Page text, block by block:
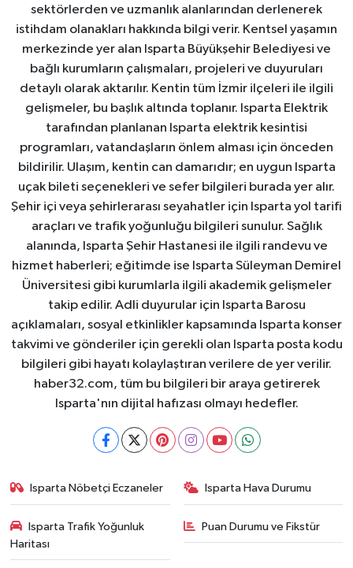
sektörlerden ve uzmanlık alanlarından derlenerek
istihdam olanakları hakkında bilgi verir. Kentsel yaşamın
merkezinde yer alan Isparta Büyükşehir Belediyesi ve
bağlı kurumların çalışmaları, projeleri ve duyuruları
detaylı olarak aktarılır. Kentin tüm İzmir ilçeleri ile ilgili
gelişmeler, bu başlık altında toplanır. Isparta Elektrik
tarafından planlanan Isparta elektrik kesintisi
programları, vatandaşların önlem alması için önceden
bildirilir. Ulaşım, kentin can damarıdır; en uygun Isparta
uçak bileti seçenekleri ve sefer bilgileri burada yer alır.
Şehir içi veya şehirlerarası seyahatler için Isparta yol tarifi
araçları ve trafik yoğunluğu bilgileri sunulur. Sağlık
alanında, Isparta Şehir Hastanesi ile ilgili randevu ve
hizmet haberleri; eğitimde ise Isparta Süleyman Demirel
Üniversitesi gibi kurumlarla ilgili akademik gelişmeler
takip edilir. Adli duyurular için Isparta Barosu
açıklamaları, sosyal etkinlikler kapsamında Isparta konser
takvimi ve gönderiler için gerekli olan Isparta posta kodu
bilgileri gibi hayatı kolaylaştıran verilere de yer verilir.
haber32.com, tüm bu bilgileri bir araya getirerek
Isparta'nın dijital hafızası olmayı hedefler.
Isparta Nöbetçi Eczaneler Isparta Hava Durumu
Isparta Trafik Yoğunluk
Haritası
Puan Durumu ve Fikstür